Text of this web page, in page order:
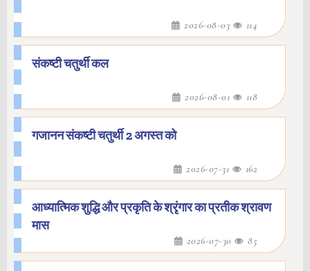
2026-08-03 114
संकष्टी चतुर्थी कल
2026-08-01 118
गजानन संकष्टी चतुर्थी 2 अगस्त को
2026-07-31 162
आध्यात्मिक शुद्धि और प्रकृति के श्रृंगार का प्रतीक श्रावण
मास
2026-07-30 85